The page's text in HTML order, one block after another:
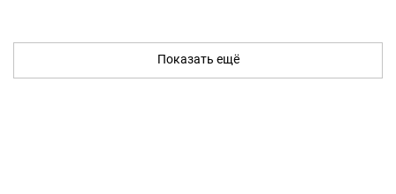
Показать ещё